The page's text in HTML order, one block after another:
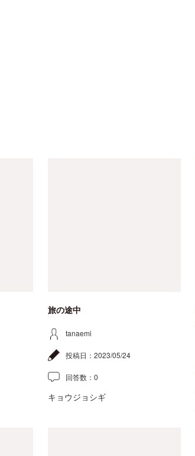
旅の途中
tanaemi
投稿日： 2023/05/24
回答数： 0
キョウジョシギ